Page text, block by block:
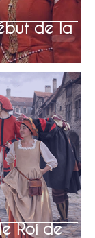
de la
Roi de